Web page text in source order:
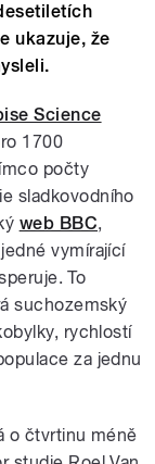
ukazuje, že
Science
1700
počty
sladkovodního
web BBC,
vymírající
To
suchozemský
rychlostí
za jednu
o čtvrtinu méně